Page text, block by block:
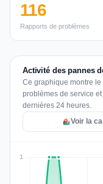
116
Rapports de problèmes
Activité des pannes
Ce graphique montre
problèmes de service
dernières 24 heures.
Voir la